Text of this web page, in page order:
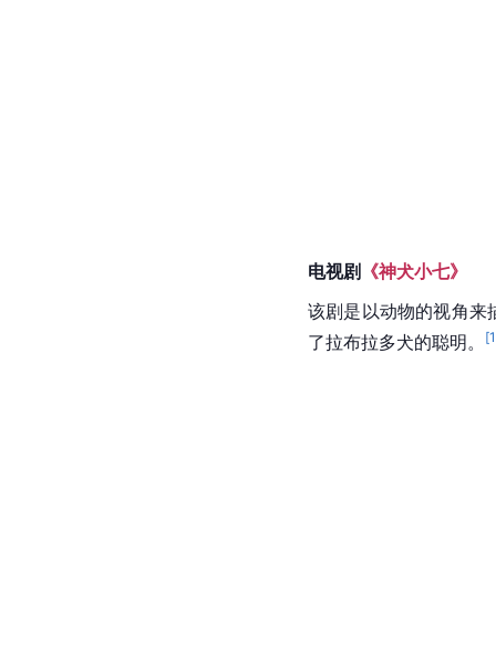
电视剧 《神犬小七》
该剧是以动物的视角来
了拉布拉多犬的聪明。
[